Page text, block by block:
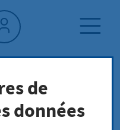
d'offres
de
données